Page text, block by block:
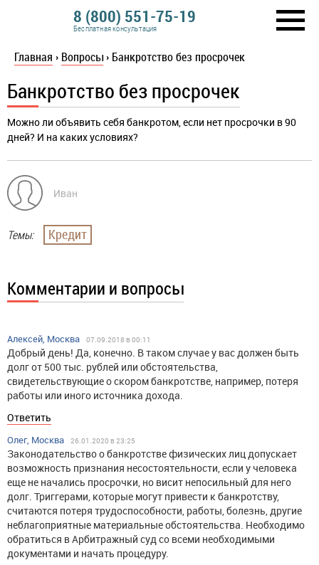
8 (800) 551-75-19
Бесплатная консультация
Главная › Вопросы › Банкротство без просрочек
Банкротство без просрочек
Можно ли объявить себя банкротом, если нет просрочки в 90
дней? И на каких условиях?
Иван
Темы: Кредит
Комментарии и вопросы
Алексей, Москва 07.09.2018 в 00:11
Добрый день! Да, конечно. В таком случае у вас должен быть
долг от 500 тыс. рублей или обстоятельства,
свидетельствующие о скором банкротстве, например, потеря
работы или иного источника дохода.
Ответить
Олег, Москва 26.01.2020 в 23:25
Законодательство о банкротстве физических лиц допускает
возможность признания несостоятельности, если у человека
еще не начались просрочки, но висит непосильный для него
долг. Триггерами, которые могут привести к банкротству,
считаются потеря трудоспособности, работы, болезнь, другие
неблагоприятные материальные обстоятельства. Необходимо
обратиться в Арбитражный суд со всеми необходимыми
документами и начать процедуру.